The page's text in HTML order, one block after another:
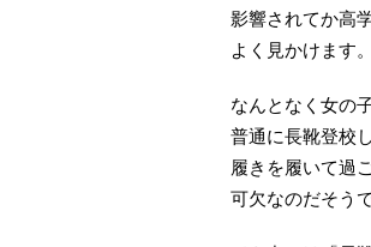
影響されてか高
よく見かけます。
なんとなく女の
普通に長靴登校
履きを履いて過
可欠なのだそうで